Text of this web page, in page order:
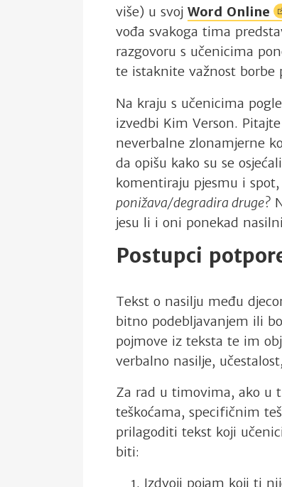
više) u svoj Word Online
vođa svakoga tima
razgovoru s učenicima
te istaknite važnost borbe
Na kraju s učenicima
izvedbi Kim Verson.
neverbalne zlonamjerne
da opišu kako su se
komentiraju pjesmu i
ponižava/degradira druge?
jesu li i oni ponekad
Postupci
Tekst o nasilju među
bitno podebljavanjem ili
pojmove iz teksta te im
verbalno nasilje,
Za rad u timovima, ako u
teškoćama, specifičnim
prilagoditi tekst koji
biti:
Izdvoji pojam koji ti